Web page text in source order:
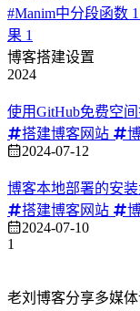
#Manim中分段函数 1
果 1
博客搭建设置
2024
使用GitHub免费空
搭建博客网站
2024-07-12
博客本地部署的安
搭建博客网站
2024-07-10
1
老刘博客分享多媒